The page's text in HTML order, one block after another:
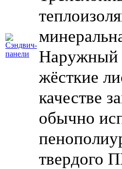
Наружный
жёсткие
качестве
обычно
твердого